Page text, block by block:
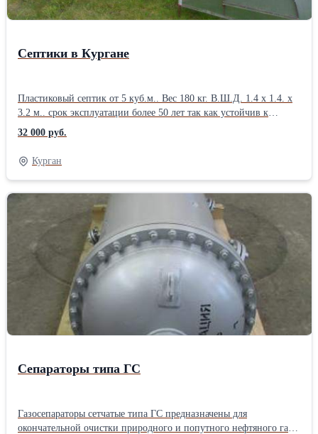
Септики в Кургане
Пластиковый септик от 5 куб.м.. Вес 180 кг. В.Ш.Д. 1.4 х 1.4. х
3.2 м.. срок эксплуатации более 50 лет так как устойчив к
агрессивной среде. При необходимости большего объема емкости
соединяются последовательно через пластиковые трубы. Самая
низкая цена! Так как мы производители
ёмкостей.Производитель: Собственное производство Вид
септика: Однокамерный Расположение: Горизонтальное
Материал: Пластик Длина: 3450 см Ширина: 1500 см Высота:
1500 см Вес: 180 кг
32 000 руб.
Курган
Сепараторы типа ГС
Газосепараторы сетчатые типа ГС предназначены для
окончательной очистки природного и попутного нефтяного газа